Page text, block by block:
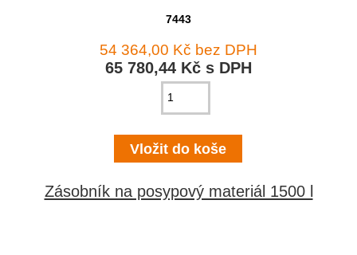
7443
54 364,00 Kč bez DPH
65 780,44 Kč s DPH
Zásobník na posypový materiál 1500 l